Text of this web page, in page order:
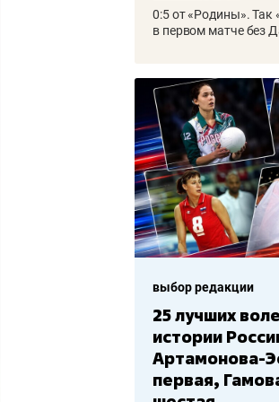
0:5 от «Родины». Так
в первом матче без
выбор редакции
Бюджеты
– главный
Барс» –
Юлаев» –